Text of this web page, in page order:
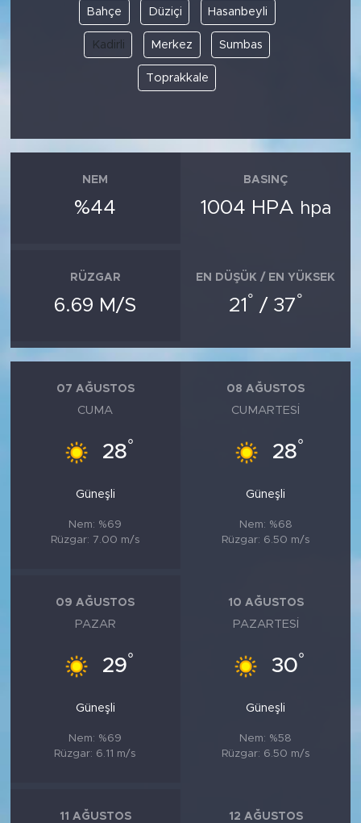
Bahçe Düziçi Hasanbeyli
Kadirli Merkez Sumbas
Toprakkale
NEM
%44
BASINÇ
1004 HPA hpa
RÜZGAR
6.69 M/S
EN DÜŞÜK / EN YÜKSEK
21 ° / 37°
07 AĞUSTOS
CUMA
28°
Güneşli
Nem: %69
Rüzgar: 7.00 m/s
08 AĞUSTOS
CUMARTESI
28°
Güneşli
Nem: %68
Rüzgar: 6.50 m/s
09 AĞUSTOS
PAZAR
29°
Güneşli
Nem: %69
Rüzgar: 6.11 m/s
10 AĞUSTOS
PAZARTESI
30°
Güneşli
Nem: %58
Rüzgar: 6.50 m/s
11 AĞUSTOS 12 AĞUSTOS
Bingöl Kaza Haberleri